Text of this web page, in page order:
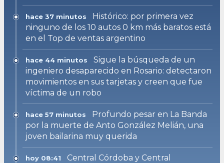
hace 37 minutos
Histórico: por primera vez
ninguno de los 10 autos 0 km más baratos está
en el Top de ventas argentino
hace 44 minutos
Sigue la búsqueda de un
ingeniero desaparecido en Rosario: detectaron
movimientos en sus tarjetas y creen que fue
víctima de un robo
hace 57 minutos
Profundo pesar en La Banda
por la muerte de Anto González Melián, una
joven bailarina muy querida
hoy 08:41
Central Córdoba y Central